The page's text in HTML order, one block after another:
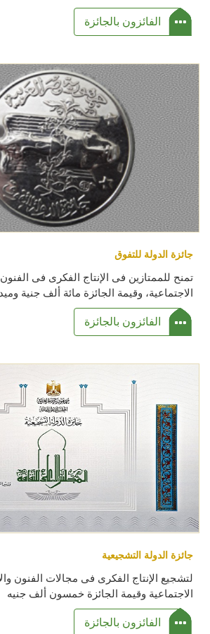
الفائزون بالجائزة
جائزة الدولة للتفوق
تمنح للممتازين فى الإنتاج الفكرى فى الفنون
الاجتماعية، وقيمة الجائزة مائة ألف جنية
الفائزون بالجائزة
جائزة الدولة التشجيعية
لتشجيع الإنتاج الفكرى فى مجالات الفنون
الاجتماعية وقيمة الجائزة خمسون ألف جنيه
الفائزون بالجائزة